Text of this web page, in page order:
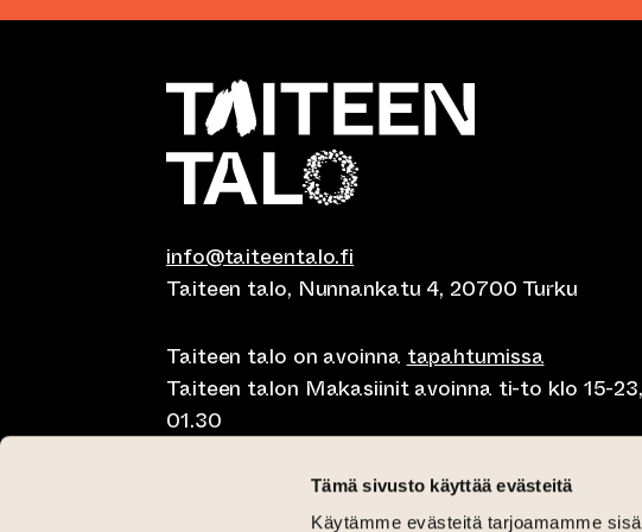
Tämä sivusto käyttää evästeitä
Käytämme evästeitä tarjoamamme
info@taiteentalo.fi
Taiteen talo, Nunnankatu 4, 20700 Turku
Taiteen talo on avoinna tapahtumissa
Taiteen talon Makasiinit avoinna ti-to klo 15-
01.30
Café Elephanten su-ma klo 10-20, ti-to klo 10-